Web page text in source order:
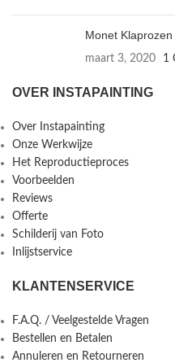
Monet
maart 3, 2020 1
OVER INSTAPAINTING
Over Instapainting
Onze Werkwijze
Het Reproductieproces
Voorbeelden
Reviews
Offerte
Schilderij van Foto
Inlijstservice
KLANTENSERVICE
F.A.Q. / Veelgestelde Vragen
Bestellen en Betalen
Annuleren en Retourneren